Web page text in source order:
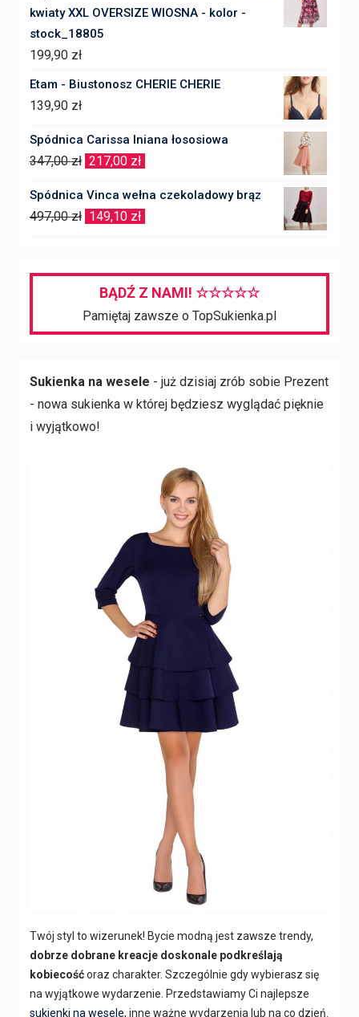
kwiaty XXL OVERSIZE WIOSNA - kolor -
stock_18805
199,90 zł
Etam - Biustonosz CHERIE CHERIE
139,90 zł
Spódnica Carissa lniana łososiowa
347,00zł Pierwotna
347,00 zł.
217,00 zł
217,00 zł.
Spódnica Vinca wełna czekoladowy brąz
497,00zł Pierwotna
497,00 zł.
149,10 zł
BĄDŹ Z NAMI! ☆☆☆☆☆
Pamiętaj zawsze o TopSukienka.pl
Sukienka na wesele - już dzisiaj zrób sobie Prezent
- nowa sukienka w której będziesz wyglądać pięknie
i wyjątkowo!
Twój styl to wizerunek! Bycie modną jest zawsze trendy,
dobrze dobrane kreacje doskonale podkreślają
kobiecośćoraz charakter. Szczególnie gdy wybierasz się
na wyjątkowe wydarzenie. Przedstawiamy Ci najlepsze
sukienki na wesele, inne ważne wydarzenia lub na co dzień.